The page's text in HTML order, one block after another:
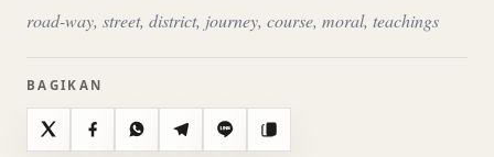
road-way, street, district, journey, course, moral, teachings
BAGIKAN
X FacebookWhatsAppTelegramLine Salin